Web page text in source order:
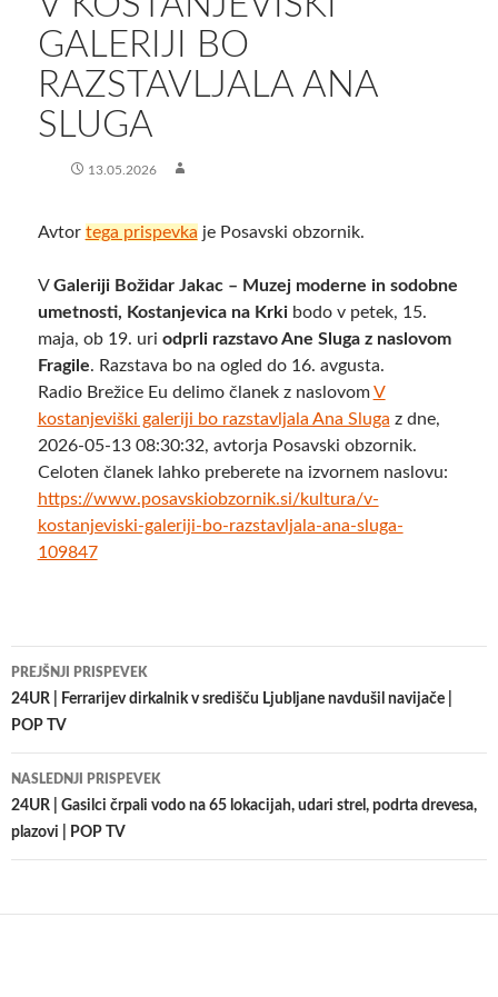
GALERIJI BO
RAZSTAVLJALA ANA
SLUGA
13.05.2026
Avtor tega prispevka je Posavski obzornik.
VGaleriji Božidar Jakac – Muzej moderne in sodobne
umetnosti, Kostanjevica na Krki bodo v petek, 15.
maja, ob 19. uri odprli razstavo Ane Sluga z naslovom
Fragile. Razstava bo na ogled do 16. avgusta.
Radio Brežice Eu delimo članek z naslovomV
kostanjeviški galeriji bo razstavljala Ana Sluga z dne,
2026-05-13 08:30:32, avtorja Posavski obzornik.
Celoten članek lahko preberete na izvornem naslovu:
https://www.posavskiobzornik.si/kultura/v-
kostanjeviski-galeriji-bo-razstavljala-ana-sluga-
109847
Krmarjenje
po
PREJŠNJI PRISPEVEK
24UR | Ferrarijev dirkalnik v središču Ljubljane navdušil navijače |
POP TV
NASLEDNJI PRISPEVEK
24UR | Gasilci črpali vodo na 65 lokacijah, udari strel, podrta drevesa,
plazovi | POP TV